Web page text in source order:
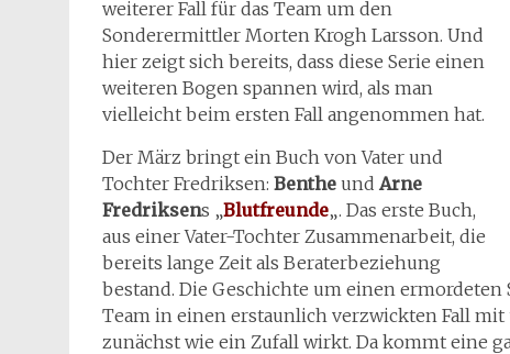
weiterer Fall für das Team um den
Sonderermittler Morten Krogh Larsson. Und
hier zeigt sich bereits, dass diese Serie einen
weiteren Bogen spannen wird, als man
vielleicht beim ersten Fall angenommen hat.
Der März bringt ein Buch von Vater und
Tochter Fredriksen: Benthe und Arne
Fredriksens „Blutfreunde„. Das erste Buch,
aus einer Vater-Tochter Zusammenarbeit, die
bereits lange Zeit als Beraterbeziehung
bestand. Die Geschichte um einen
Team in einen erstaunlich verzwickten Fall
zunächst wie ein Zufall wirkt. Da kommt eine